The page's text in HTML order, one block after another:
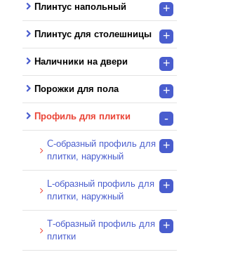
Плинтус напольный +
Плинтус для столешницы +
Наличники на двери +
Порожки для пола +
Профиль для плитки -
C-образный профиль для
плитки, наружный
+
L-образный профиль для
плитки, наружный
+
Т-образный профиль для
плитки
+